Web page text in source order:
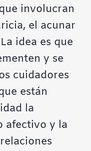
involucran
el acunar
idea es que
y se
cuidadores
están
la
afectivo y la